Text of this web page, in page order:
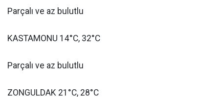
Parçalı ve az bulutlu
KASTAMONU 14°C, 32°C
Parçalı ve az bulutlu
ZONGULDAK 21°C, 28°C